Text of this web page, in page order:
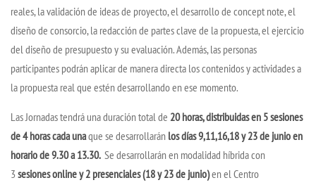
reales, la validación de ideas de proyecto, el desarrollo de concept note, el
diseño de consorcio, la redacción de partes clave de la propuesta, el ejercicio
del diseño de presupuesto y su evaluación. Además, las personas
participantes podrán aplicar de manera directa los contenidos y actividades a
la propuesta real que estén desarrollando en ese momento.
Las Jornadas tendrá una duración total de 20 horas, distribuidas en 5 sesiones
de 4 horas cada unaque se desarrollarán los días 9,11,16,18 y 23 de junio en
horario de 9.30 a 13.30. Se desarrollarán en modalidad híbrida con
3 sesiones online y 2 presenciales (18 y 23 de junio)en el Centro